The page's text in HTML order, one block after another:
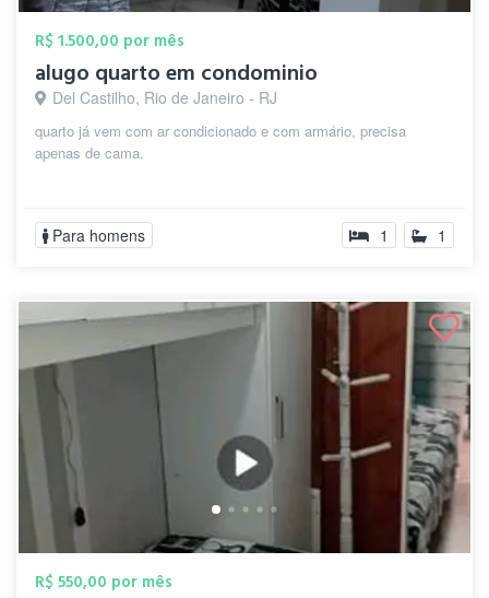
R$ 1.500,00 por mês
alugo quarto em condominio
Del Castilho, Rio de Janeiro - RJ
quarto já vem com ar condicionado e com armário, precisa
apenas de cama.
Para homens 1 1
R$ 550,00 por mês